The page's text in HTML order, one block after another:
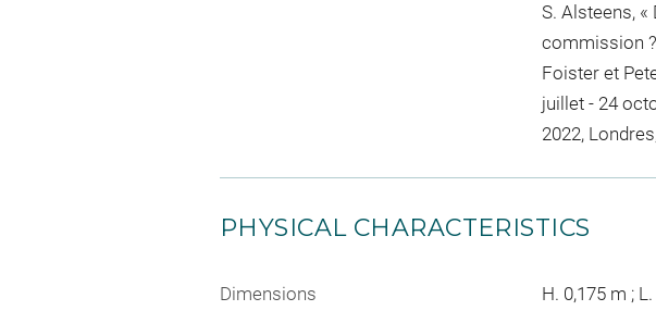
S. Alsteens,
commission
Foister et
juillet - 24
2022,
PHYSICAL CHARACTERISTICS
Dimensions H. 0,175 m ;